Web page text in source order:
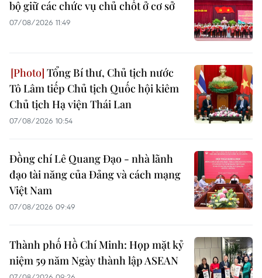
bộ giữ các chức vụ chủ chốt ở cơ sở
07/08/2026 11:49
Tổng Bí thư, Chủ tịch nước
Tô Lâm tiếp Chủ tịch Quốc hội kiêm
Chủ tịch Hạ viện Thái Lan
07/08/2026 10:54
Đồng chí Lê Quang Đạo - nhà lãnh
đạo tài năng của Đảng và cách mạng
Việt Nam
07/08/2026 09:49
Thành phố Hồ Chí Minh: Họp mặt kỷ
niệm 59 năm Ngày thành lập ASEAN